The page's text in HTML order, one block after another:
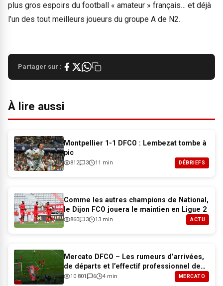
plus gros espoirs du football « amateur » français… et déjà
l’un des tout meilleurs joueurs du groupe A de N2.
Partager sur :
À lire aussi
Montpellier 1-1 DFCO : Lembezat tombe à
pic
812 3 11 min DÉBRIEFS
Comme les autres champions de National,
le Dijon FCO jouera le maintien en Ligue 2
860 3 13 min ACTU
Mercato DFCO – Les rumeurs d’arrivées,
de départs et l’effectif professionnel de
Dijon pour 2026-2027
10 801 6 4 min MERCATO